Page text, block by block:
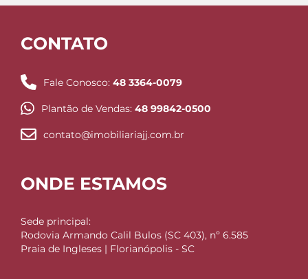
CONTATO
Fale Conosco: 48 3364-0079
Plantão de Vendas: 48 99842-0500
contato@imobiliariajj.com.br
ONDE ESTAMOS
Sede principal:
Rodovia Armando Calil Bulos (SC 403), nº 6.585
Praia de Ingleses | Florianópolis - SC